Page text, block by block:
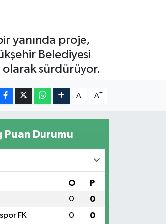
yanında proje,
Belediyesi
olarak sürdürüyor.
A- A+
Puan Durumu
O P
0 0
FK 0 0